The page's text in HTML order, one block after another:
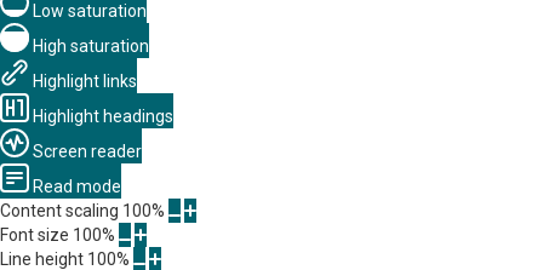
Low saturation
High saturation
Highlight links
Highlight headings
Screen reader
Read mode
Content scaling 100%
Font size 100%
Line height 100%